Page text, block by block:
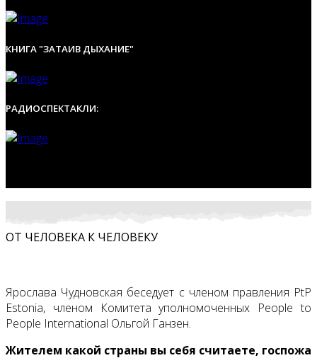
КНИГА "ЗАТАИВ ДЫХАНИЕ"
РАДИОСПЕКТАКЛИ:
ОТ ЧЕЛОВЕКА К ЧЕЛОВЕКУ
Ярослава Чудновская беседует с членом правления PtP
Estonia, членом Комитета уполномоченных People to
People International Ольгой Ганзен.
Жителем какой страны вы себя считаете, госпожа